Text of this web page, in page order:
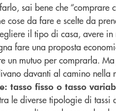
sai bene che “comprare
cose da fare e scelte da
il tipo di casa, avere in
fare una proposta
un mutuo per comprarla.
davanti al camino nella
tasso fisso o tasso
le diverse tipologie di tassi